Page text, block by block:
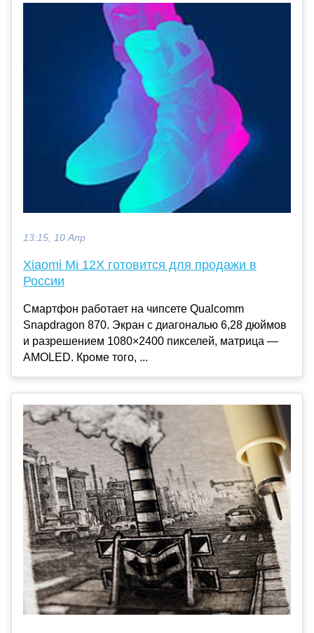
13:15, 10 Апр
Xiaomi Mi 12X готовится для продажи в
России
Смартфон работает на чипсете Qualcomm
Snapdragon 870. Экран с диагональю 6,28 дюймов
и разрешением 1080×2400 пикселей, матрица —
AMOLED. Кроме того, ...